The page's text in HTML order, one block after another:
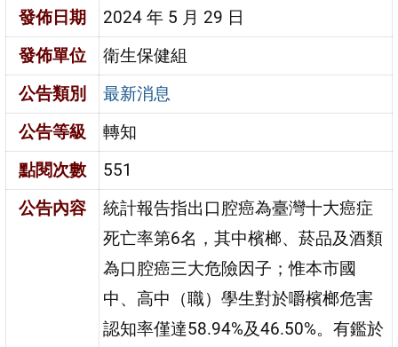
發佈日期
2024 年 5 月 29 日
發佈單位
衛生保健組
公告類別
最新消息
公告等級
轉知
點閱次數
551
公告內容
統計報告指出口腔癌為臺灣十大癌症
死亡率第6名，其中檳榔、菸品及酒類
為口腔癌三大危險因子；惟本市國
中、高中（職）學生對於嚼檳榔危害
認知率僅達58.94%及46.50%。有鑑於